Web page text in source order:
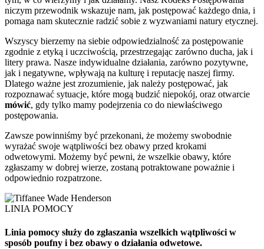
niczym przewodnik wskazuje nam, jak postępować każdego dnia, i
pomaga nam skutecznie radzić sobie z wyzwaniami natury etycznej.
Wszyscy bierzemy na siebie odpowiedzialność za postępowanie
zgodnie z etyką i uczciwością, przestrzegając zarówno ducha, jak i
litery prawa. Nasze indywidualne działania, zarówno pozytywne,
jak i negatywne, wpływają na kulturę i reputację naszej firmy.
Dlatego ważne jest zrozumienie, jak należy postępować, jak
rozpoznawać sytuacje, które mogą budzić niepokój, oraz otwarcie
mówić, gdy tylko mamy podejrzenia co do niewłaściwego
postępowania.
Zawsze powinniśmy być przekonani, że możemy swobodnie
wyrażać swoje wątpliwości bez obawy przed krokami
odwetowymi. Możemy być pewni, że wszelkie obawy, które
zgłaszamy w dobrej wierze, zostaną potraktowane poważnie i
odpowiednio rozpatrzone.
LINIA POMOCY
Linia pomocy służy do zgłaszania wszelkich wątpliwości w
sposób poufny i bez obawy o działania odwetowe.